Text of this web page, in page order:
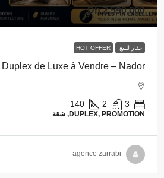
2,590,000 Dh
عقار للبيع HOT OFFER
de Luxe à Vendre – Nador
3
2
140
DUPLEX, PROMOTION, شقة
agence zarrabi